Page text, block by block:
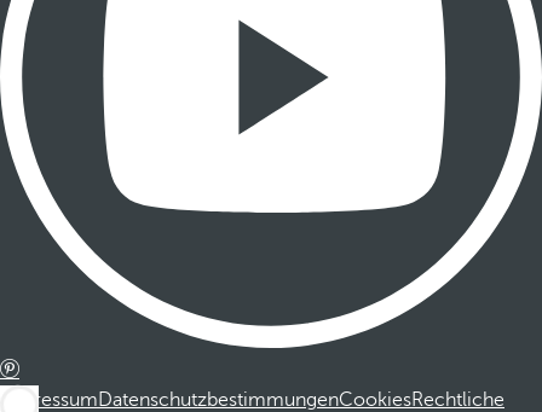
ImpressumDatenschutzbestimmungenCookiesRechtliche